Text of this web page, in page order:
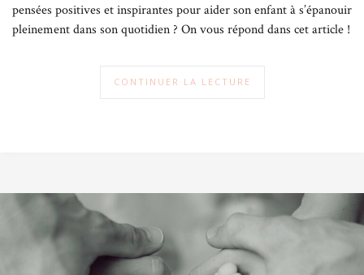
pensées positives et inspirantes pour aider son enfant à s’épanouir
pleinement dans son quotidien ? On vous répond dans cet article !
CONTINUER LA LECTURE